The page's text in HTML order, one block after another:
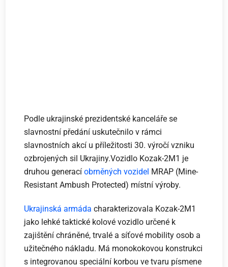
Podle ukrajinské prezidentské kanceláře se
slavnostní předání uskutečnilo v rámci
slavnostních akcí u příležitosti 30. výročí vzniku
ozbrojených sil Ukrajiny.Vozidlo Kozak-2M1 je
druhou generacíobrněných vozidel MRAP (Mine-
Resistant Ambush Protected) místní výroby.
Ukrajinská armáda charakterizovala Kozak-2M1
jako lehké taktické kolové vozidlo určené k
zajištění chráněné, trvalé a síťové mobility osob a
užitečného nákladu. Má monokokovou konstrukci
s integrovanou speciální korbou ve tvaru písmene